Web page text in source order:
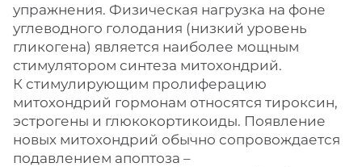
упражнения. Физическая нагрузка на фоне
углеводного голодания (низкий уровень
гликогена) является наиболее мощным
стимулятором синтеза митохондрий.
К стимулирующим пролиферацию
митохондрий гормонам относятся тироксин,
эстрогены и глюкокортикоиды. Появление
новых митохондрий обычно сопровождается
подавлением апоптоза –